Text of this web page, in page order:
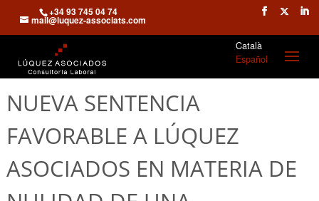
+34 93 745 04 74
mail@luquez-associats.com
Català
Español
NUEVA SENTENCIA
FAVORABLE A LÚQUEZ
ASOCIADOS EN MATERIA DE